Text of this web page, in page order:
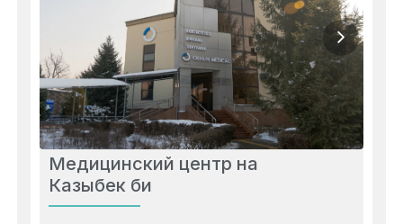
Медицинский центр на
Казыбек би